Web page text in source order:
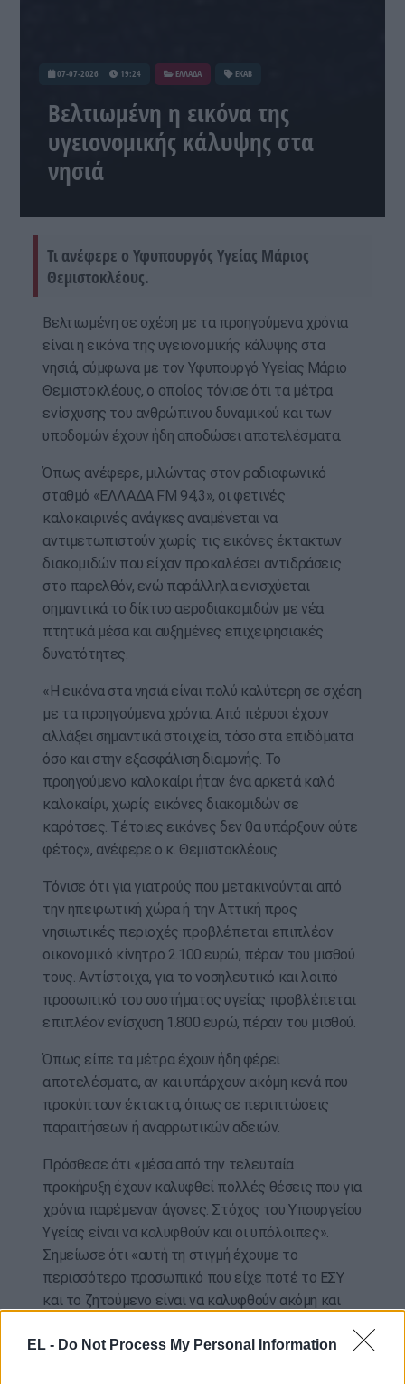
EL - Do Not Process My Personal Information
07-07-2026 19:24 ΕΛΛΑΔΑ ΕΚΑΒ
Βελτιωμένη η εικόνα της
υγειονομικής κάλυψης στα
νησιά
Τι ανέφερε ο Υφυπουργός Υγείας Μάριος
Θεμιστοκλέους.
Βελτιωμένη σε σχέση με τα προηγούμενα χρόνια
είναι η εικόνα της υγειονομικής κάλυψης στα
νησιά, σύμφωνα με τον Υφυπουργό Υγείας Μάριο
Θεμιστοκλέους, ο οποίος τόνισε ότι τα μέτρα
ενίσχυσης του ανθρώπινου δυναμικού και των
υποδομών έχουν ήδη αποδώσει αποτελέσματα.
Όπως ανέφερε, μιλώντας στον ραδιοφωνικό
σταθμό «ΕΛΛΑΔΑ FM 94,3», οι φετινές
καλοκαιρινές ανάγκες αναμένεται να
αντιμετωπιστούν χωρίς τις εικόνες έκτακτων
διακομιδών που είχαν προκαλέσει αντιδράσεις
στο παρελθόν, ενώ παράλληλα ενισχύεται
σημαντικά το δίκτυο αεροδιακομιδών με νέα
πτητικά μέσα και αυξημένες επιχειρησιακές
δυνατότητες.
«Η εικόνα στα νησιά είναι πολύ καλύτερη σε σχέση
με τα προηγούμενα χρόνια. Από πέρυσι έχουν
αλλάξει σημαντικά στοιχεία, τόσο στα επιδόματα
όσο και στην εξασφάλιση διαμονής. Το
προηγούμενο καλοκαίρι ήταν ένα αρκετά καλό
καλοκαίρι, χωρίς εικόνες διακομιδών σε
καρότσες. Τέτοιες εικόνες δεν θα υπάρξουν ούτε
φέτος», ανέφερε ο κ. Θεμιστοκλέους.
Τόνισε ότι για γιατρούς που μετακινούνται από
την ηπειρωτική χώρα ή την Αττική προς
νησιωτικές περιοχές προβλέπεται επιπλέον
οικονομικό κίνητρο 2.100 ευρώ, πέραν του μισθού
τους. Αντίστοιχα, για το νοσηλευτικό και λοιπό
προσωπικό του συστήματος υγείας προβλέπεται
επιπλέον ενίσχυση 1.800 ευρώ, πέραν του μισθού.
Όπως είπε τα μέτρα έχουν ήδη φέρει
αποτελέσματα, αν και υπάρχουν ακόμη κενά που
προκύπτουν έκτακτα, όπως σε περιπτώσεις
παραιτήσεων ή αναρρωτικών αδειών.
Πρόσθεσε ότι «μέσα από την τελευταία
προκήρυξη έχουν καλυφθεί πολλές θέσεις που για
χρόνια παρέμεναν άγονες. Στόχος του Υπουργείου
Υγείας είναι να καλυφθούν και οι υπόλοιπες».
Σημείωσε ότι «αυτή τη στιγμή έχουμε το
περισσότερο προσωπικό που είχε ποτέ το ΕΣΥ
και το ζητούμενο είναι να καλυφθούν ακόμη και
παρελθόν».